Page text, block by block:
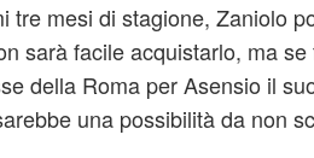
tre mesi di stagione, Zaniolo
sarà facile acquistarlo, ma
della Roma per Asensio il
una possibilità da non